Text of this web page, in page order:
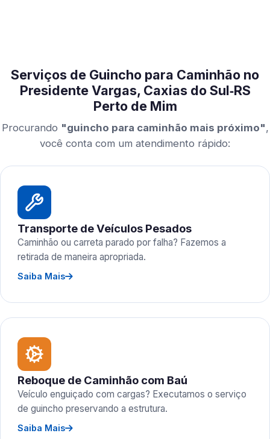
Serviços de Guincho para Caminhão no
Presidente Vargas, Caxias do Sul‑RS
Perto de Mim
Procurando "guincho para caminhão mais próximo",
você conta com um atendimento rápido:
Transporte de Veículos Pesados
Caminhão ou carreta parado por falha? Fazemos a
retirada de maneira apropriada.
Saiba Mais
Reboque de Caminhão com Baú
Veículo enguiçado com cargas? Executamos o serviço
de guincho preservando a estrutura.
Saiba Mais